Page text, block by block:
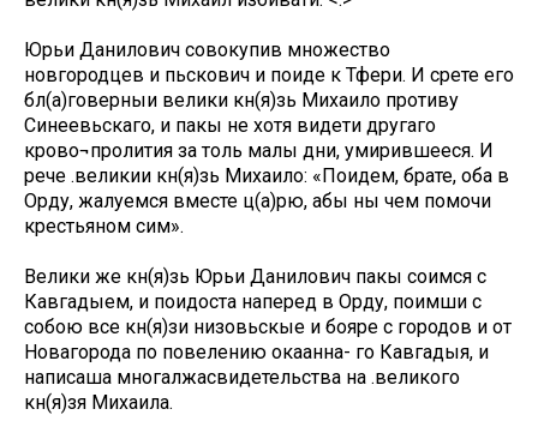
Юрьи Данилович совокупив множество
новгородцев и пьскович и поиде к Тфери. И срете его
бл(а)говерныи велики кн(я)зь Михаило противу
Синеевьскаго, и пакы не хотя видети другаго
крово¬пролития за толь малы дни, умирившееся. И
рече .великии кн(я)зь Михаило: «Поидем, брате, оба в
Орду, жалуемся вместе ц(а)рю, абы ны чем помочи
крестьяном сим».
Велики же кн(я)зь Юрьи Данилович пакы соимся с
Кавгадыем, и поидоста наперед в Орду, поимши с
собою все кн(я)зи низовьскые и бояре с городов и от
Новагорода по повелению окаанна- го Кавгадыя, и
написаша многалжасвидетельства на .великого
кн(я)зя Михаила.